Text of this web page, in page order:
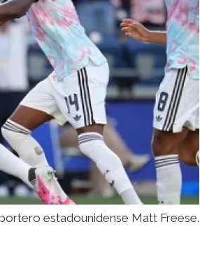
estadounidense Matt Freese.